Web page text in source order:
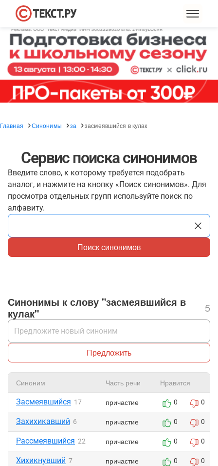
Главная Синонимы за засмеявшийся в кулак
Сервис поиска синонимов
Введите слово, к которому требуется подобрать
аналог, и нажмите на кнопку «Поиск синонимов». Для
просмотра отдельных групп используйте поиск по
алфавиту.
Поиск синонимов
Синонимы к слову "засмеявшийся в
кулак"
5
Предложить
Синоним Часть речи Нравится
Засмеявшийся 17 причастие 0 0
Захихикавший 6 причастие 0 0
Рассмеявшийся 22 причастие 0 0
Хихикнувший 7 причастие 0 0